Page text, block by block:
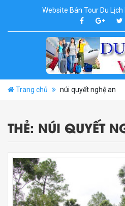
Website Bán Tour Du
Trang chủ núi quyết nghệ an
THẺ: NÚI QUYẾT